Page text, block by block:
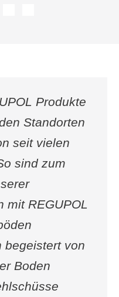
Produkte
Standorten
seit vielen
sind zum
mit REGUPOL
begeistert von
Boden